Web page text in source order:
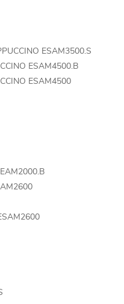
ESAM3500.S
ESAM4500.B
ESAM4500